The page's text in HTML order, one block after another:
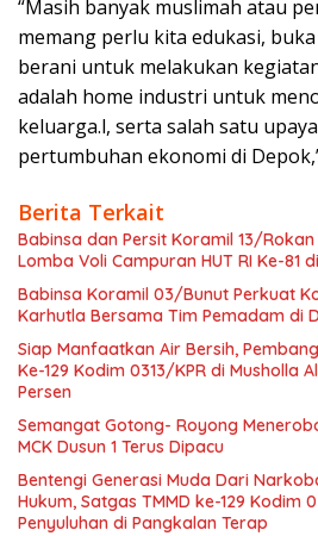
“Masih banyak muslimah atau
memang perlu kita edukasi,
berani untuk melakukan
adalah home industri untuk
keluarga.l, serta salah satu
pertumbuhan ekonomi di
Berita Terkait
Babinsa dan Persit Koramil 13/
Lomba Voli Campuran HUT RI Ke-81
Babinsa Koramil 03/Bunut Perkuat
Karhutla Bersama Tim Pemadam di
Siap Manfaatkan Air Bersih,
Ke-129 Kodim 0313/KPR di Musholla
Persen
Semangat Gotong- Royong
MCK Dusun 1 Terus Dipacu
Bentengi Generasi Muda Dari
Hukum, Satgas TMMD ke-129 Kodim
Penyuluhan di Pangkalan Terap